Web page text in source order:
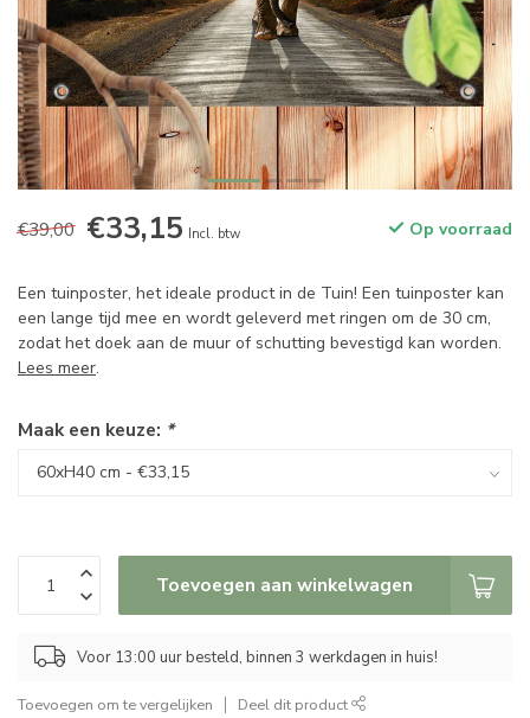
€39,00 €33,15 Incl. btw Op voorraad
Een tuinposter, het ideale product in de Tuin! Een tuinposter kan
een lange tijd mee en wordt geleverd met ringen om de 30 cm,
zodat het doek aan de muur of schutting bevestigd kan worden.
Lees meer.
Maak een keuze: *
Toevoegen aan winkelwagen
Voor 13:00 uur besteld, binnen 3 werkdagen in huis!
Toevoegen om te vergelijken Deel dit product